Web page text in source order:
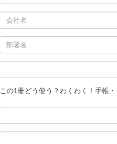
この1冊どう使う？わくわく！手帳